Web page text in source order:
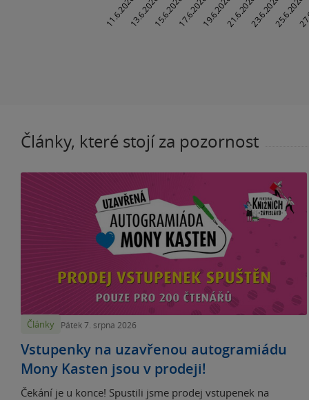
Články, které stojí za pozornost
Články Pátek 7. srpna 2026
Vstupenky na uzavřenou autogramiádu
Mony Kasten jsou v prodeji!
Čekání je u konce! Spustili jsme prodej vstupenek na